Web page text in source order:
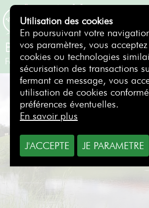
RÉSERVER
Balaia Golf Club
Faro- Portugal
Utilisation des cookies
En poursuivant votre
vos paramètres, vous
cookies ou technologies
sécurisation des transactions
fermant ce message, vous
utilisation de cookies
préférences éventuelles.
En savoir plus
J'ACCEPTE JE PARAMETRE